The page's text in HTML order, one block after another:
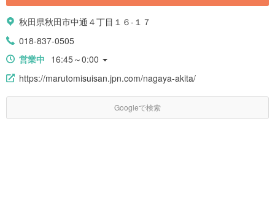
秋田県秋田市中通４丁目１６-１７
018-837-0505
営業中 16:45～0:00
https://marutomisuisan.jpn.com/nagaya-akita/
Googleで検索